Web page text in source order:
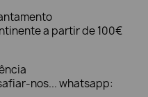
a partir de 100€
nos... whatsapp: